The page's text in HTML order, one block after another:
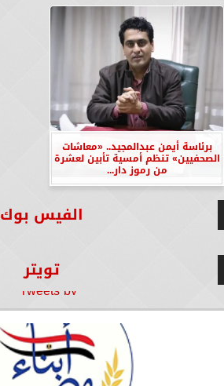
برئاسة أيمن عبدالمجيد.. «معاشات
الصحفيين» تنظم أمسية تأبين لعشرة
من رموز دار...
الفيس بوك
تويتر
Tweets by